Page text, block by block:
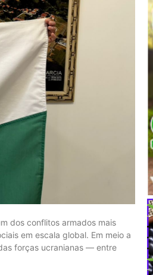
dos conflitos armados mais
em escala global. Em meio a
forças ucranianas — entre